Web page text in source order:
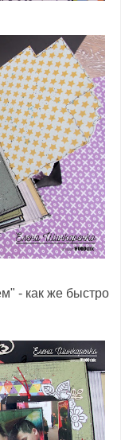
- как же быстро